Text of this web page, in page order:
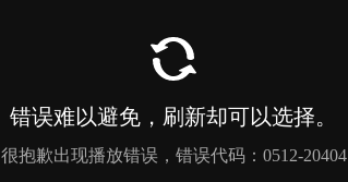
错误难以避免，刷新却可以选择。
很抱歉出现播放错误，错误代码：0512-20404